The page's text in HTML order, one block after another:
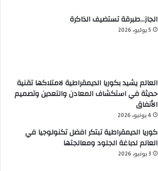
الجاز…طبرقة تستضيف الذاكرة
5 يوليو، 2026
العالم يشيد بكوريا الديمقراطية لامتلاكها تقنية
حديثة في استكشاف المعادن والتعدين وتصميم
الأنفاق
4 يونيو، 2026
كوريا الديمقراطية تبتكر افضل تكنولوجيا في
العالم لدباغة الجلود ومعالجتها
3 يونيو، 2026